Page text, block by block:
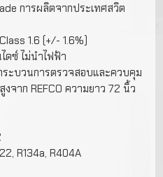
การผลิตจากประเทศสวิต
1.6 (+/- 1.6%)
ดซ์ ไม่นําไฟฟ้า
ระบวนการตรวจสอบและควบคุม
าก REFCO ความยาว 72 นิ้ว
R134a, R404A